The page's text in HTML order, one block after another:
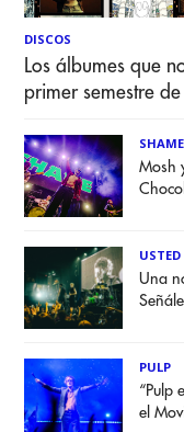
DISCOS
Los álbumes que
primer semestre
SHAME
Mosh
USTED
Una
PULP
“Pulp
el